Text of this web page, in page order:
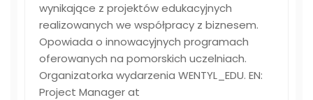
wynikające z projektów edukacyjnych
realizowanych we współpracy z biznesem.
Opowiada o innowacyjnych programach
oferowanych na pomorskich uczelniach.
Organizatorka wydarzenia WENTYL_EDU. EN:
Project Manager at